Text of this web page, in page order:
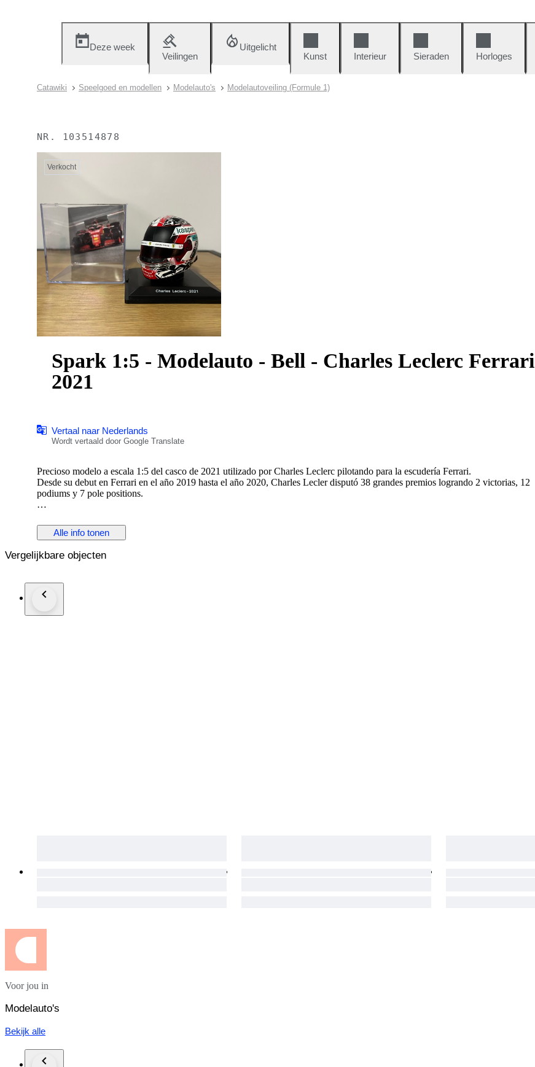
Deze week
Veilingen
Uitgelicht
Kunst
Interieur Sieraden Horloges
Catawiki Speelgoed en modellen Modelauto's Modelautoveiling (Formule 1)
NR. 103514878
Verkocht
Spark 1:5 - Modelauto - Bell - Charles Leclerc Ferrari
2021
Vertaal naar Nederlands
Wordt vertaald door Google Translate
Precioso modelo a escala 1:5 del casco de 2021 utilizado por Charles Leclerc pilotando para la escudería Ferrari.
Desde su debut en Ferrari en el año 2019 hasta el año 2020, Charles Lecler disputó 38 grandes premios logrando 2 victorias, 12
podiums y 7 pole positions.
Spark. Extraordinario nivel de detalles, acabados y calidad de fabricación.
Se vende como artículo de segunda mano pero muy cuidado y en perfecto estado.
*****CONSULTA TODOS MIS LOTES EN SUBASTA*****
Alle info tonen
Vergelijkbare objecten
Voor jou in
Modelauto's
Bekijk alle